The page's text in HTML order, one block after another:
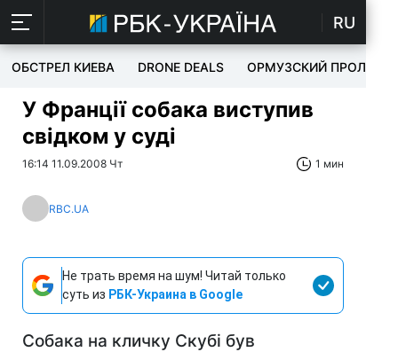
RU
ОБСТРЕЛ КИЕВА DRONE DEALS ОРМУЗСКИЙ ПРОЛИВ
У Франції собака виступив
свідком у суді
16:14 11.09.2008 Чт 1 мин
RBC.UA
Не трать время на шум! Читай только
суть из РБК-Украина в Google
Собака на кличку Скубі був